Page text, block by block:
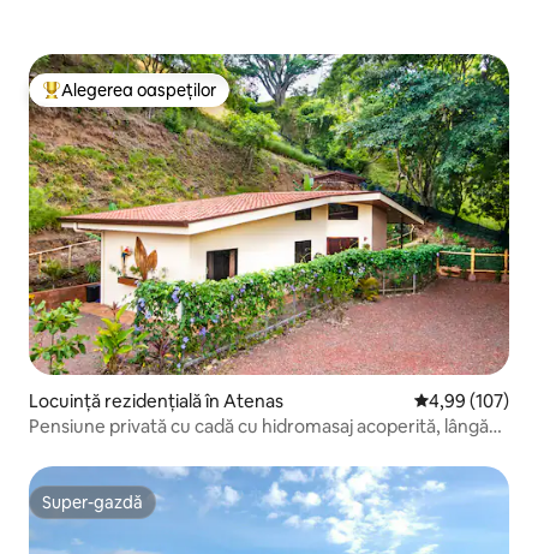
Locuință din topul categoriei Alegerea oaspeților
Alegerea oaspeților
Locuință rezidențială în Atenas Scor mediu de
4,99 (107)
Pensiune privată cu cadă cu hidromasaj acoperită, lângă
Super-gazdă
Super-gazdă